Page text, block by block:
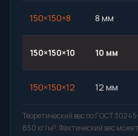
150×150×8 8 мм
150×150×10 10 мм
150×150×12 12 мм
Теоретический вес по ГОСТ
850 кг/м³. Фактический вес